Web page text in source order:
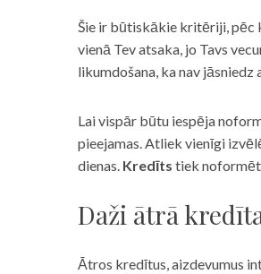
Šie ir būtiskākie kritēriji, pēc
vienā Tev atsaka, jo Tavs
likumdošana, ka nav jāsniedz
Lai vispār būtu iespēja
pieejamas. Atliek vienīgi
dienas. Kredīts tiek
Daži ātrā
Ātros kredītus, aizdevumus